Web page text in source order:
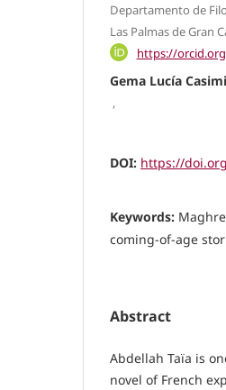
Departamento de
Las Palmas de Gran
https://
Gema Lucía
,
DOI: https://
Keywords:
coming-of-age
Abstract
Abdellah Taïa is
novel of French